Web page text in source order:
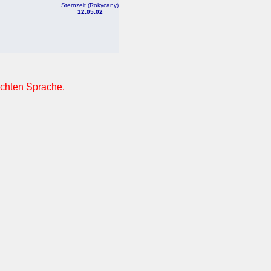
Sternzeit (Rokycany)
12:05:02
Sprache.